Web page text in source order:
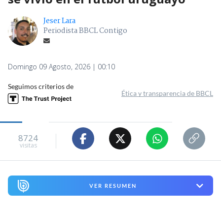
Jeser Lara
Periodista BBCL Contigo
Domingo 09 Agosto, 2026 | 00:10
Seguimos criterios de
Ética y transparencia de BBCL
8724
visitas
VER RESUMEN